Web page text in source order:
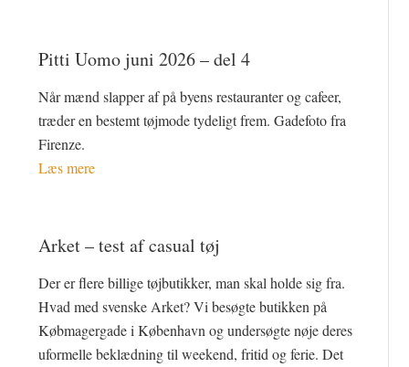
Pitti Uomo juni 2026 – del 4
Når mænd slapper af på byens restauranter og cafeer,
træder en bestemt tøjmode tydeligt frem. Gadefoto fra
Firenze.
Læs mere
Arket – test af casual tøj
Der er flere billige tøjbutikker, man skal holde sig fra.
Hvad med svenske Arket? Vi besøgte butikken på
Købmagergade i København og undersøgte nøje deres
uformelle beklædning til weekend, fritid og ferie. Det